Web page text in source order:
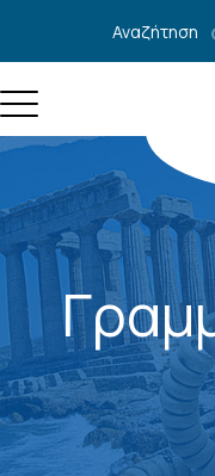
Αναζήτηση